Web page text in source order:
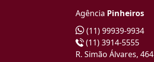
Agência Pinheiros
(11) 99939-9934
(11) 3914-5555
R. Simão Álvares, 464